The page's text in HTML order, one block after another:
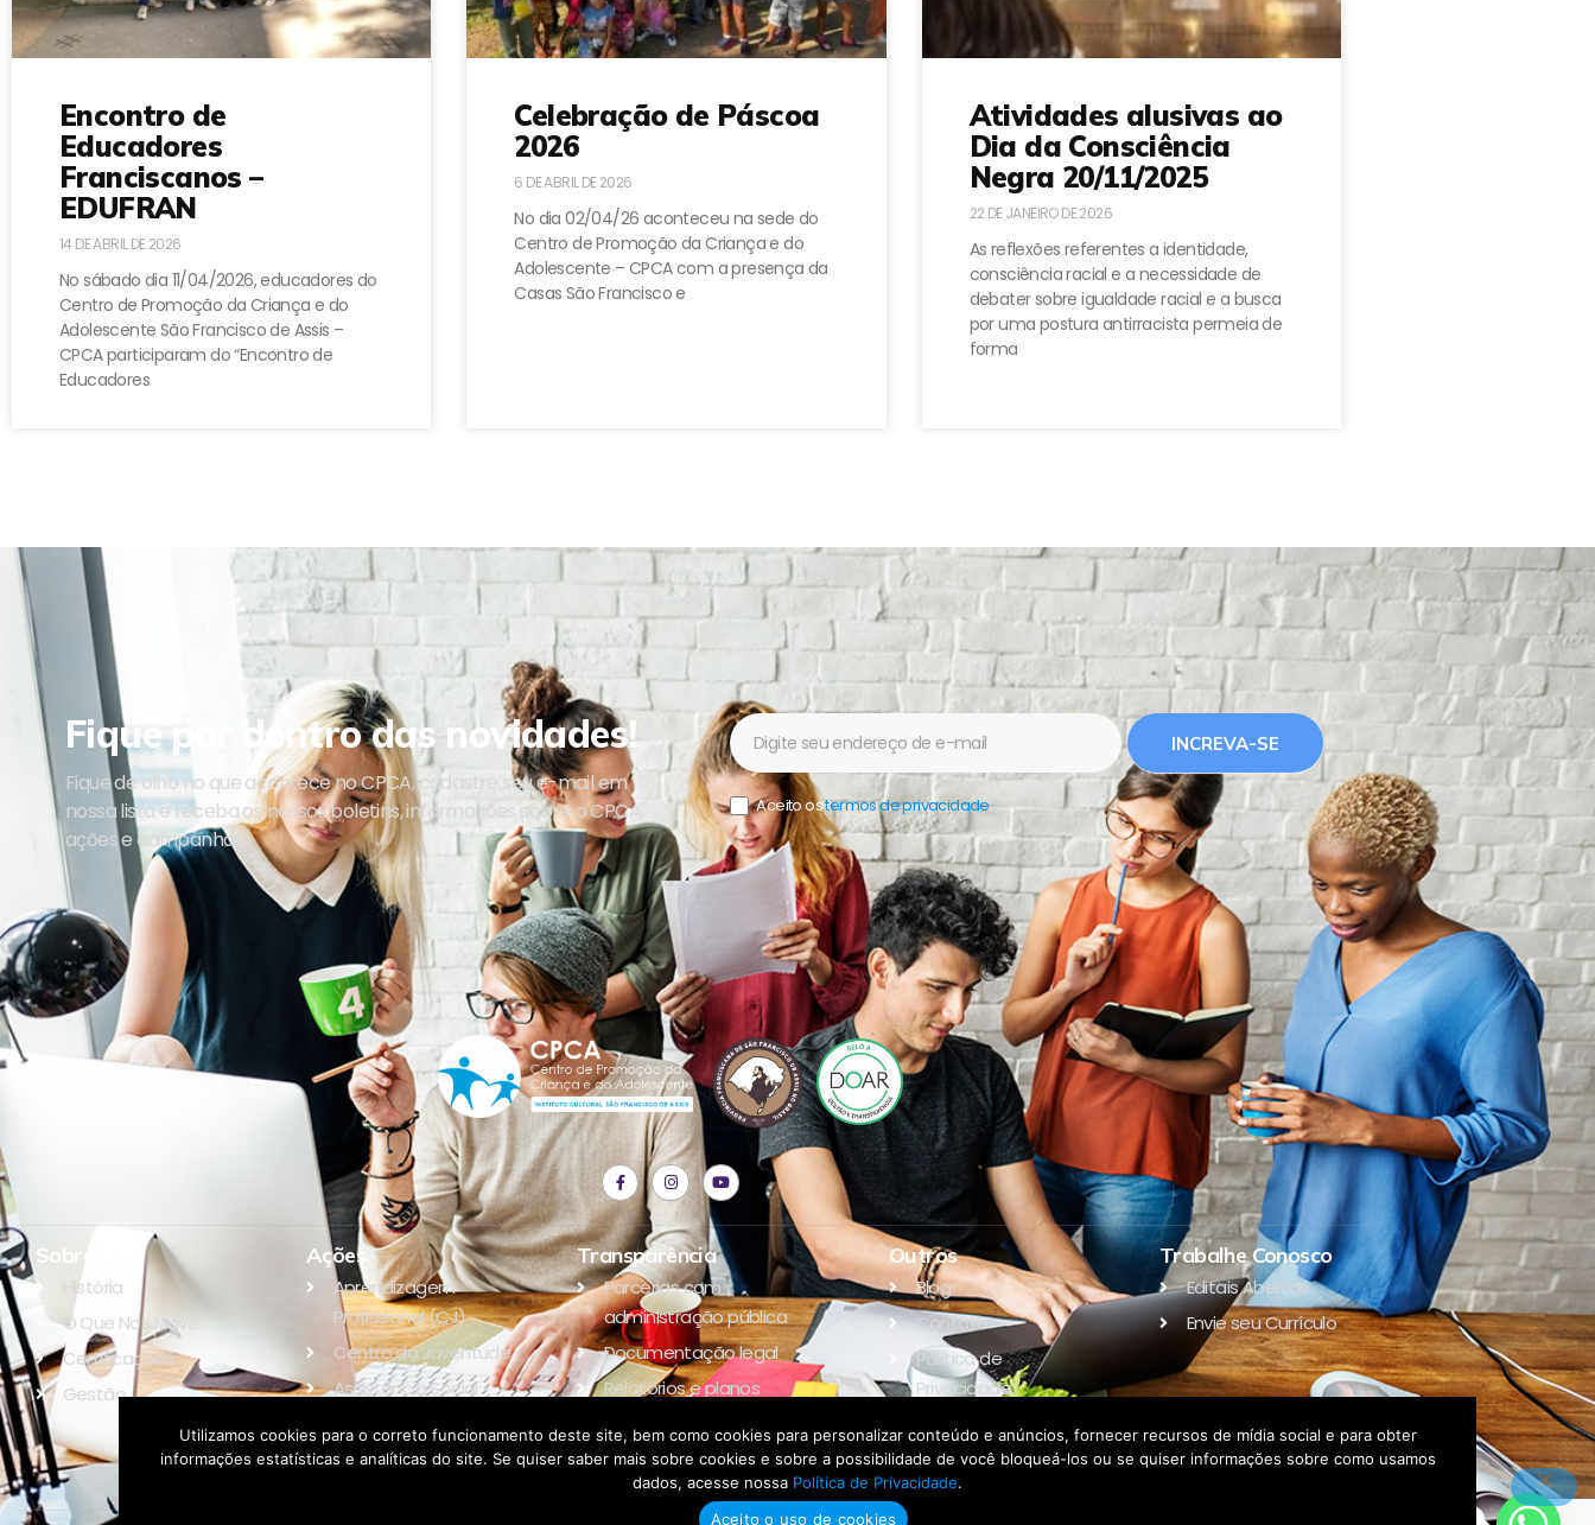
Encontro de
Educadores
Franciscanos –
EDUFRAN
14 DE ABRIL DE 2026
No sábado dia 11/04/2026, educadores do
Centro de Promoção da Criança e do
Adolescente São Francisco de Assis –
CPCA participaram do “Encontro de
Educadores
Celebração de Páscoa
2026
6 DE ABRIL DE 2026
No dia 02/04/26 aconteceu na sede do
Centro de Promoção da Criança e do
Adolescente – CPCA com a presença da
Casas São Francisco e
Atividades alusivas ao
Dia da Consciência
Negra 20/11/2025
22 DE JANEIRO DE 2026
As reflexões referentes a identidade,
consciência racial e a necessidade de
debater sobre igualdade racial e a busca
por uma postura antirracista permeia de
forma
Fique por dentro das novidades!
Fique de olho no que acontece no CPCA, cadastre seu e-mail em
nossa lista e receba os nossos boletins, informações sobre o CPCA,
ações e campanhas.
Newsletter
Aceito ostermos de privacidade.
INCREVA-SE
Sobre Nós
História
O Que Nos Move
Certificações
Gestão
Ações
Aprendizagem
Profissional (CJ)
Centro da Juventude
Assistência Social
Educação
Transparência
Parcerias com
administração pública
Documentação legal
Relatórios e planos
Parceiros
Outros
Blog
Contato
Política de
Privacidade
Trabalhe Conosco
Editais Abertos
Envie seu Currículo
Utilizamos cookies para o correto funcionamento deste site, bem como cookies para personalizar conteúdo e anúncios, fornecer recursos de mídia social e para obter
informações estatísticas e analíticas do site. Se quiser saber mais sobre cookies e sobre a possibilidade de você bloqueá-los ou se quiser informações sobre como usamos
dados, acesse nossa Política de Privacidade.
Aceito o uso de cookies